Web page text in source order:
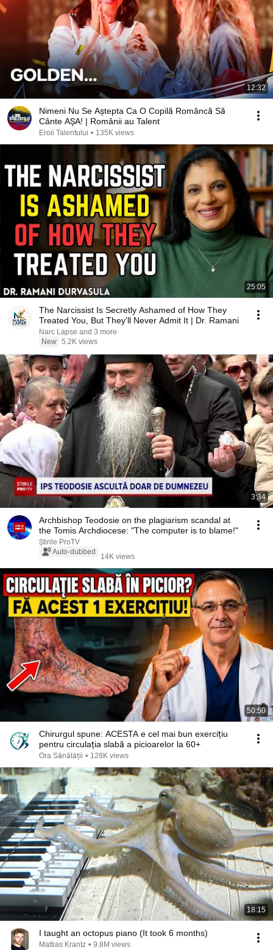
12:32
Nimeni Nu Se Aștepta Ca O Copilă Româncă Să
Cânte AȘA! | Românii au Talent
Eroii Talentului • 135K views
25:05
The Narcissist Is Secretly Ashamed of How They
Treated You, But They'll Never Admit It | Dr. Ramani
Narc Lapse and 3 more
New 5.2K views
3:34
Archbishop Teodosie on the plagiarism scandal at
the Tomis Archdiocese: "The computer is to blame!"
Știrile ProTV
Auto-dubbed
14K views
50:50
Chirurgul spune: ACESTA e cel mai bun exercițiu
pentru circulația slabă a picioarelor la 60+
Ora Sănătății • 128K views
18:15
I taught an octopus piano (It took 6 months)
Mattias Krantz • 9.8M views